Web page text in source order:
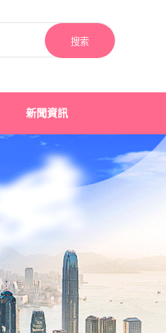
搜索
新聞資訊